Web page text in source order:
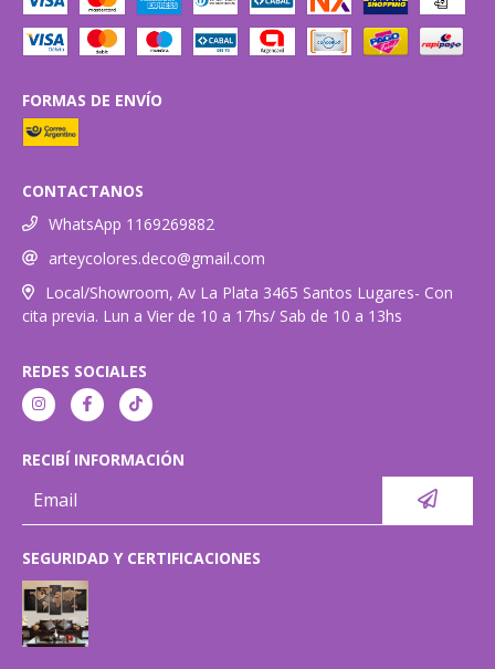
FORMAS DE ENVÍO
CONTACTANOS
WhatsApp 1169269882
arteycolores.deco@gmail.com
Local/Showroom, Av La Plata 3465 Santos Lugares- Con
cita previa. Lun a Vier de 10 a 17hs/ Sab de 10 a 13hs
REDES SOCIALES
RECIBÍ INFORMACIÓN
SEGURIDAD Y CERTIFICACIONES